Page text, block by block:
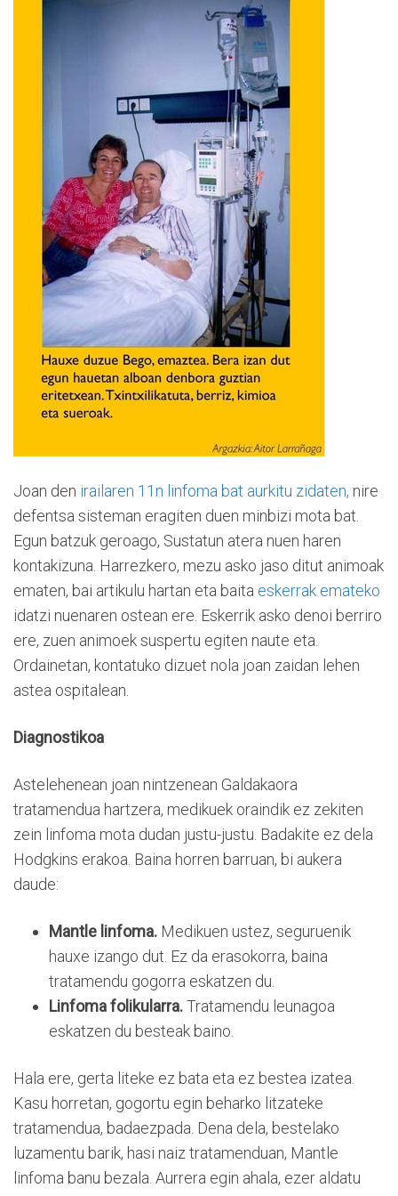
Joan den irailaren 11n linfoma bat aurkitu zidaten, nire
defentsa sisteman eragiten duen minbizi mota bat.
Egun batzuk geroago, Sustatun atera nuen haren
kontakizuna. Harrezkero, mezu asko jaso ditut animoak
ematen, bai artikulu hartan eta baita eskerrak emateko
idatzi nuenaren ostean ere. Eskerrik asko denoi berriro
ere, zuen animoek suspertu egiten naute eta.
Ordainetan, kontatuko dizuet nola joan zaidan lehen
astea ospitalean.
Diagnostikoa
Astelehenean joan nintzenean Galdakaora
tratamendua hartzera, medikuek oraindik ez zekiten
zein linfoma mota dudan justu-justu. Badakite ez dela
Hodgkins erakoa. Baina horren barruan, bi aukera
daude:
Mantle linfoma. Medikuen ustez, seguruenik
hauxe izango dut. Ez da erasokorra, baina
tratamendu gogorra eskatzen du.
Linfoma folikularra.Tratamendu leunagoa
eskatzen du besteak baino.
Hala ere, gerta liteke ez bata eta ez bestea izatea.
Kasu horretan, gogortu egin beharko litzateke
tratamendua, badaezpada. Dena dela, bestelako
luzamentu barik, hasi naiz tratamenduan, Mantle
linfoma banu bezala. Aurrera egin ahala, ezer aldatu